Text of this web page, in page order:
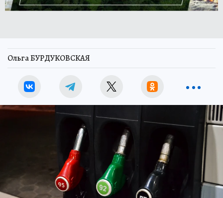
Ольга БУРДУКОВСКАЯ